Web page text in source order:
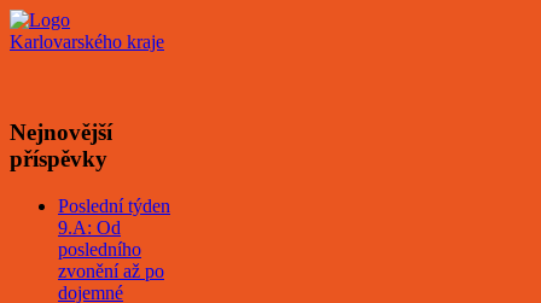
Nejnovější
příspěvky
Poslední týden
9.A: Od
posledního
zvonění až po
dojemné